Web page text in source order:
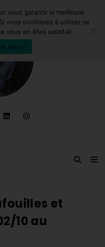
et
10 au
vous garantir la meilleure
vous continuez à utiliser ce
vous en êtes satisfait.
merci.